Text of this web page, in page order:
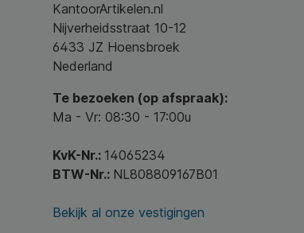
KantoorArtikelen.nl
Nijverheidsstraat 10-12
6433 JZ Hoensbroek
Nederland
Te bezoeken (op afspraak):
Ma - Vr: 08:30 - 17:00u
KvK-Nr.: 14065234
BTW-Nr.: NL808809167B01
Bekijk al onze vestigingen